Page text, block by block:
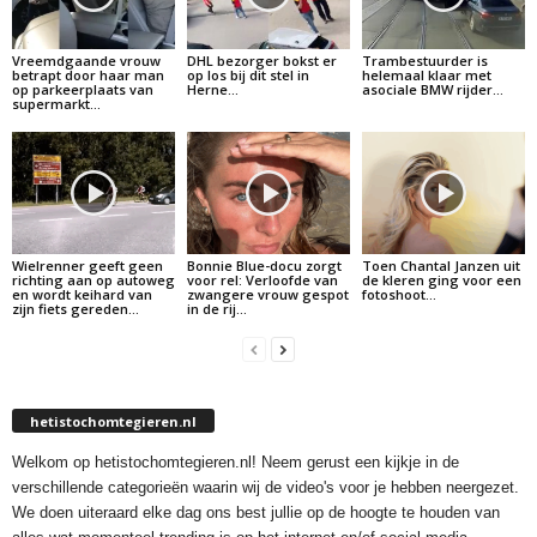
Vreemdgaande vrouw
betrapt door haar man
op parkeerplaats van
supermarkt…
DHL bezorger bokst er
op los bij dit stel in
Herne…
Trambestuurder is
helemaal klaar met
asociale BMW rijder…
Wielrenner geeft geen
richting aan op autoweg
en wordt keihard van
zijn fiets gereden…
Bonnie Blue-docu zorgt
voor rel: Verloofde van
zwangere vrouw gespot
in de rij…
Toen Chantal Janzen uit
de kleren ging voor een
fotoshoot…
hetistochomtegieren.nl
Welkom op hetistochomtegieren.nl! Neem gerust een kijkje in de
verschillende categorieën waarin wij de video's voor je hebben neergezet.
We doen uiteraard elke dag ons best jullie op de hoogte te houden van